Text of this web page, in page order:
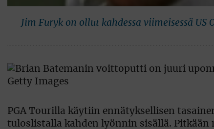
Jim Furyk on ollut kahdessa viimeisessä
PGA Tourilla käytiin ennätyksellisen
tuloslistalla kahden lyönnin sisällä.